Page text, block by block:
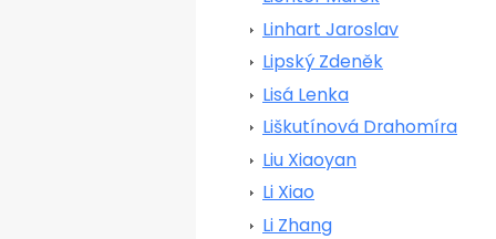
Linhart Jaroslav
Lipský Zdeněk
Lisá Lenka
Liškutínová Drahomíra
Liu Xiaoyan
Li Xiao
Li Zhang